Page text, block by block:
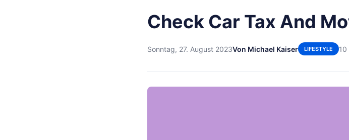
Check Car Tax And
Sonntag, 27. August 2023Von Michael Kaiser LIFESTYLE 10